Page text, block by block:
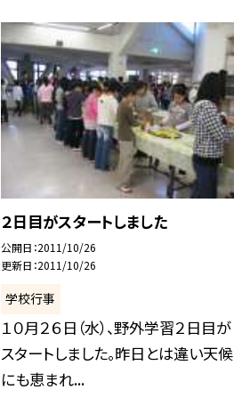
２日目がスタートしました
公開日 2011/10/26
更新日 2011/10/26
学校行事
１０月２６日（水）、野外学習２日目が
スタートしました。昨日とは違い天候
にも恵まれ...